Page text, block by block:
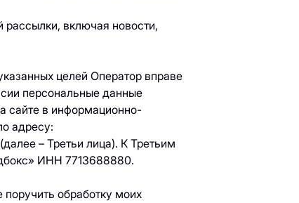
включая новости,
целей Оператор вправе
персональные данные
сайте в информационно-
адресу:
(далее – Третьи лица). К Третьим
ИНН 7713688880.
обработку моих